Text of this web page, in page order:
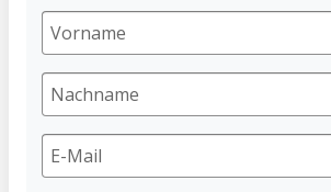
HOME PACIFIER
PRODUCTS